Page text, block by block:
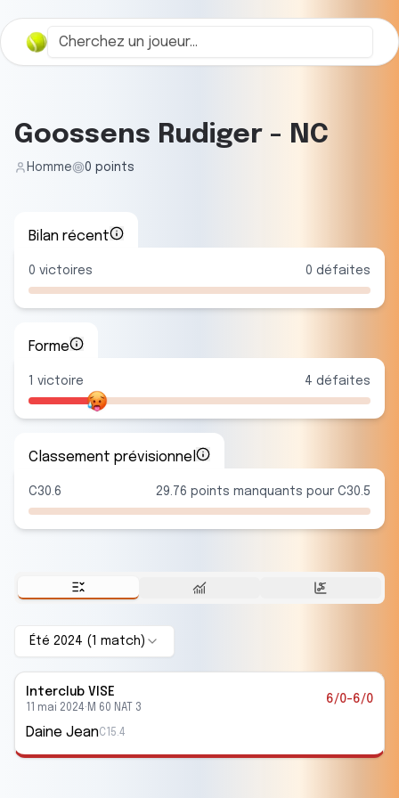
Goossens Rudiger - NC
Homme 0 points
Bilan récent
0 victoires 0 défaites
Forme
victoire 4 défaites
Classement prévisionnel
C30.6 29.76 points manquants pour C30.5
Été 2024 ( match )
Interclub VISE
11 mai 2024· M 60 NAT 3
6/0-6/0
Daine JeanC15.4